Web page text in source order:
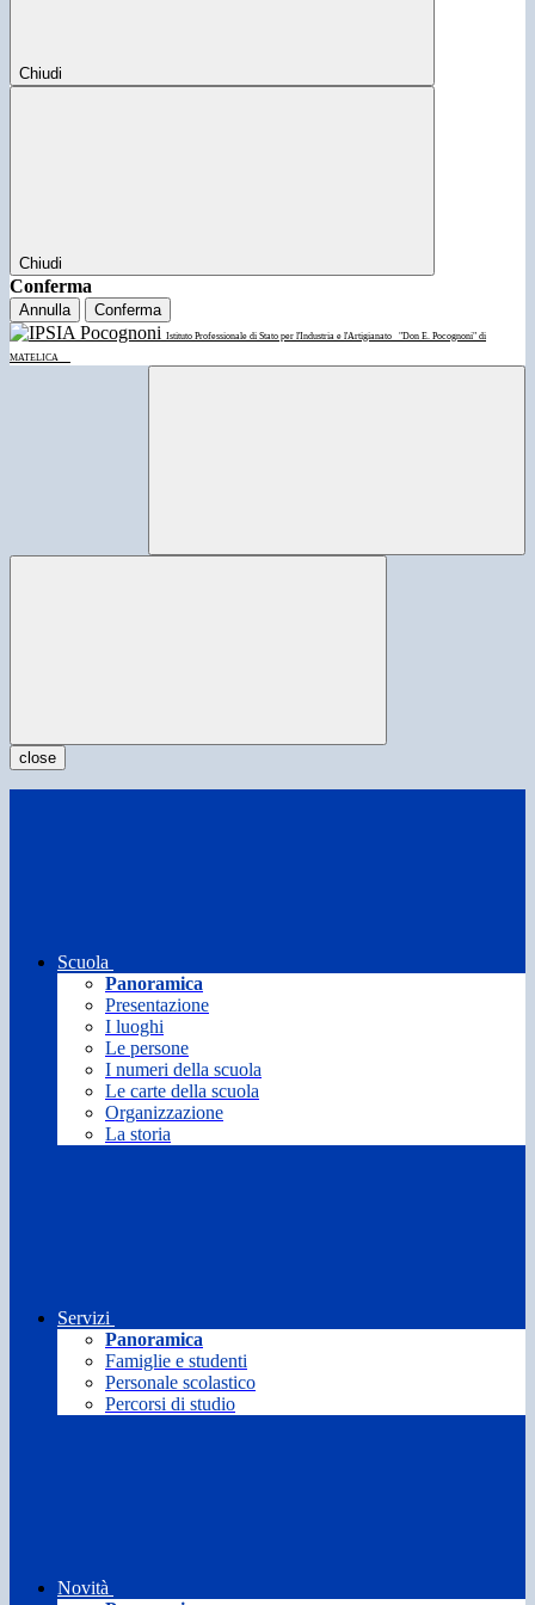
Chiudi
Chiudi
Conferma
Annulla Conferma
Istituto Professionale di Stato per l'Industria e l'Artigianato
"Don E. Pocognoni" di
MATELICA
close
Scuola
Panoramica
Presentazione
I luoghi
Le persone
I numeri della scuola
Le carte della scuola
Organizzazione
La storia
Servizi
Panoramica
Famiglie e studenti
Personale scolastico
Percorsi di studio
Novità